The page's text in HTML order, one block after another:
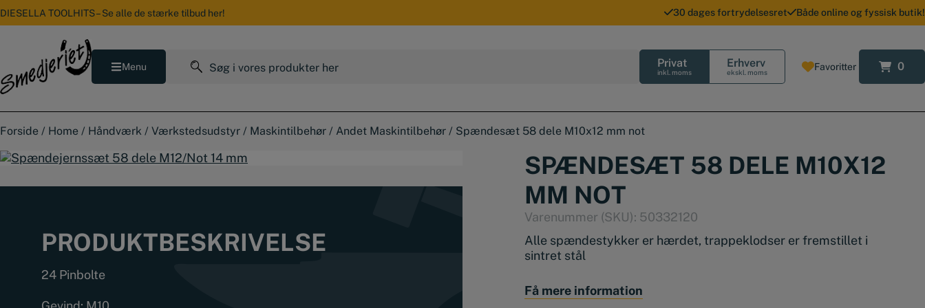
Hop
DIESELLA TOOLHITS – Se alle de stærke tilbud her! 30 dages fortrydelsesret Både online og fyssisk butik!
Menu
Søg
efter:
Privat
inkl. moms
Erhverv
ekskl. moms Favoritter 0
0
Forside / Home / Håndværk / Værkstedsudstyr / Maskintilbehør / Andet Maskintilbehør / Spændesæt 58 dele M10x12 mm not
PRODUKTBESKRIVELSE
24 Pinbolte
SPÆNDESÆT 58 DELE M10X12
MM NOT
Varenummer (SKU): 50332120
Alle spændestykker er hærdet, trappeklodser er fremstillet i
sintret stål
Alle dele er sort oxideret
Få mere information